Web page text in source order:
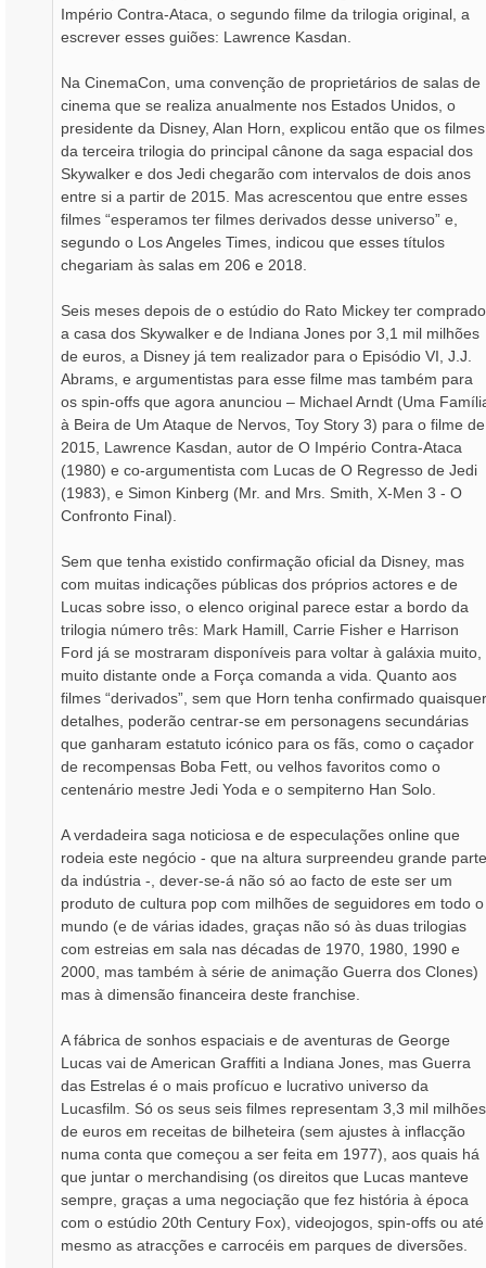
Império Contra-Ataca, o segundo filme da trilogia original, a
escrever esses guiões: Lawrence Kasdan.
Na CinemaCon, uma convenção de proprietários de salas de
cinema que se realiza anualmente nos Estados Unidos, o
presidente da Disney, Alan Horn, explicou então que os filmes
da terceira trilogia do principal cânone da saga espacial dos
Skywalker e dos Jedi chegarão com intervalos de dois anos
entre si a partir de 2015. Mas acrescentou que entre esses
filmes “esperamos ter filmes derivados desse universo” e,
segundo o Los Angeles Times, indicou que esses títulos
chegariam às salas em 206 e 2018.
Seis meses depois de o estúdio do Rato Mickey ter comprado
a casa dos Skywalker e de Indiana Jones por 3,1 mil milhões
de euros, a Disney já tem realizador para o Episódio VI, J.J.
Abrams, e argumentistas para esse filme mas também para
os spin-offs que agora anunciou – Michael Arndt (Uma
à Beira de Um Ataque de Nervos, Toy Story 3) para o filme de
2015, Lawrence Kasdan, autor de O Império Contra-Ataca
(1980) e co-argumentista com Lucas de O Regresso de Jedi
(1983), e Simon Kinberg (Mr. and Mrs. Smith, X-Men 3 - O
Confronto Final).
Sem que tenha existido confirmação oficial da Disney, mas
com muitas indicações públicas dos próprios actores e de
Lucas sobre isso, o elenco original parece estar a bordo da
trilogia número três: Mark Hamill, Carrie Fisher e Harrison
Ford já se mostraram disponíveis para voltar à galáxia muito,
muito distante onde a Força comanda a vida. Quanto aos
filmes “derivados”, sem que Horn tenha confirmado quaisquer
detalhes, poderão centrar-se em personagens secundárias
que ganharam estatuto icónico para os fãs, como o caçador
de recompensas Boba Fett, ou velhos favoritos como o
centenário mestre Jedi Yoda e o sempiterno Han Solo.
A verdadeira saga noticiosa e de especulações online que
rodeia este negócio - que na altura surpreendeu grande parte
da indústria -, dever-se-á não só ao facto de este ser um
produto de cultura pop com milhões de seguidores em todo o
mundo (e de várias idades, graças não só às duas trilogias
com estreias em sala nas décadas de 1970, 1980, 1990 e
2000, mas também à série de animação Guerra dos Clones)
mas à dimensão financeira deste franchise.
A fábrica de sonhos espaciais e de aventuras de George
Lucas vai de American Graffiti a Indiana Jones, mas Guerra
das Estrelas é o mais profícuo e lucrativo universo da
Lucasfilm. Só os seus seis filmes representam 3,3 mil milhões
de euros em receitas de bilheteira (sem ajustes à inflacção
numa conta que começou a ser feita em 1977), aos quais há
que juntar o merchandising (os direitos que Lucas manteve
sempre, graças a uma negociação que fez história à época
com o estúdio 20th Century Fox), videojogos, spin-offs ou até
mesmo as atracções e carrocéis em parques de diversões.